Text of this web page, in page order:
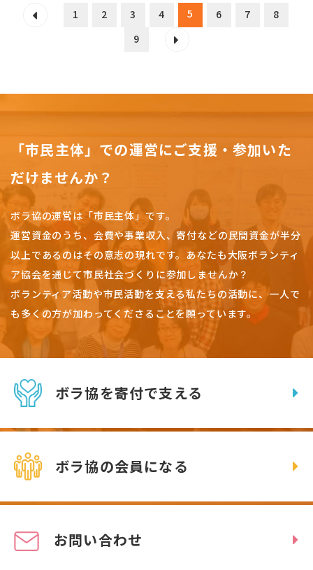
1 2 3 4 5 6 7
8
9
「市民主体」での運営にご支援・参加いた
だけませんか？
ボラ協の運営は「市民主体」です。
運営資金のうち、会費や事業収入、寄付などの民間資金が半分
以上であるのはその意志の現れです。 あなたも大阪ボランティ
ア協会を通じて市民社会づくりに参加しませんか？
ボランティア活動や市民活動を支える私たちの活動に、一人で
も多くの方が加わってくださることを願っています。
ボラ協を寄付で支える
ボラ協の会員になる
お問い合わせ